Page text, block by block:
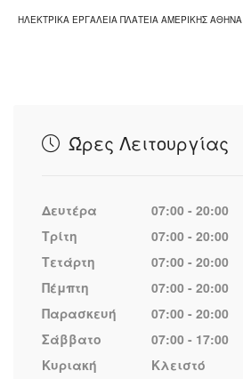
ΗΛΕΚΤΡΙΚΑ ΕΡΓΑΛΕΙΑ ΠΛΑΤΕΙΑ ΑΜΕΡΙΚΗΣ ΑΘΗΝΑ
Ώρες Λειτουργίας
Δευτέρα
07:00 - 20:00
Τρίτη
07:00 - 20:00
Τετάρτη
07:00 - 20:00
Πέμπτη
07:00 - 20:00
Παρασκευή
07:00 - 20:00
Σάββατο
07:00 - 17:00
Κυριακή
Κλειστό